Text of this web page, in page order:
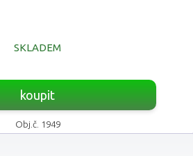
SKLADEM
koupit
Obj.č. 1949